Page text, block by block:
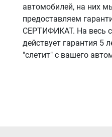
автомобилей, на них
предоставляем
СЕРТИФИКАТ. На весь
действует гарантия 5
"слетит" с вашего